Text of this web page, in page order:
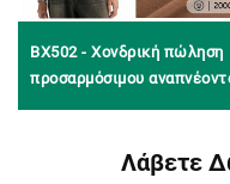
BX502 - Χονδρική πώληση
προσαρμόσιμου
υφάσματος πολυεστέρα με
Λάβετε